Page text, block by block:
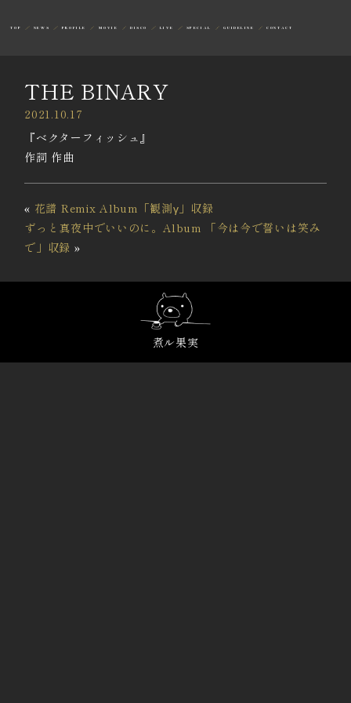
TOP NEWS PROFILE MOVIE DISCO LIVE SPECIAL GUIDELINE CONTACT
THE BINARY
2021.10.17
『ベクターフィッシュ』
作詞 作曲
« 花譜 Remix Album「観測γ」収録
ずっと真夜中でいいのに。Album 「今は今で誓いは笑み
で」収録 »
煮ル果実